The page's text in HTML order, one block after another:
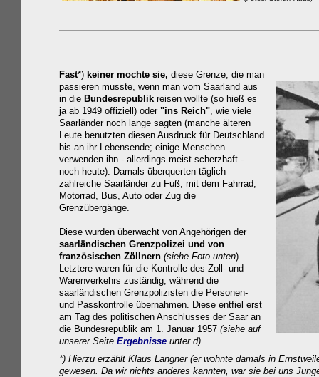
Fast*) keiner mochte sie, diese Grenze, die man
passieren musste, wenn man vom Saarland aus
in die Bundesrepublik reisen wollte (so hieß es
ja ab 1949 offiziell) oder "ins Reich", wie viele
Saarländer noch lange sagten (manche älteren
Leute benutzten diesen Ausdruck für Deutschland
bis an ihr Lebensende; einige Menschen
verwenden ihn - allerdings meist scherzhaft -
noch heute). Damals überquerten täglich
zahlreiche Saarländer zu Fuß, mit dem Fahrrad,
Motorrad, Bus, Auto oder Zug die
Grenzübergänge.
Diese wurden überwacht von Angehörigen der
saarländischen Grenzpo lizei und von
französischen Zöllnern (siehe Foto unten)
Letztere waren für die Kontrolle des Zoll- und
Warenverkehrs zuständig, während die
saarländischen Grenzpolizisten die Personen-
und Passkontrolle übernahmen. Diese entfiel erst
am Tag des politischen Anschlusses der Saar an
die Bundesrepublik am 1. Januar 1957 (siehe auf
unserer Seite Ergebnisse unter d).
*) Hierzu erzählt Klaus Langner (er wohnte damals in
gewesen. Da wir nichts anderes kannten, war sie bei uns